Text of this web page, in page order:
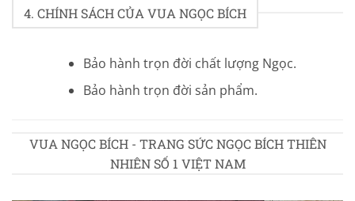
4. CHÍNH SÁCH CỦA VUA NGỌC BÍCH
Bảo hành trọn đời chất lượng Ngọc.
Bảo hành trọn đời sản phẩm.
VUA NGỌC BÍCH - TRANG SỨC NGỌC BÍCH THIÊN
NHIÊN SỐ 1 VIỆT NAM